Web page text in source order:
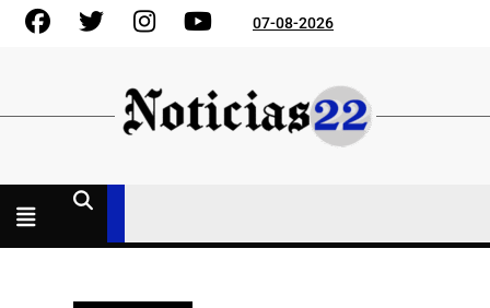
Skip
FacebookGorjeo InstagramYouTube07-08-2026